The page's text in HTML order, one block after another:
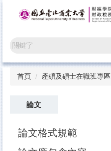
區
首頁 產碩及碩士在職班專區
論文
論文格式規範